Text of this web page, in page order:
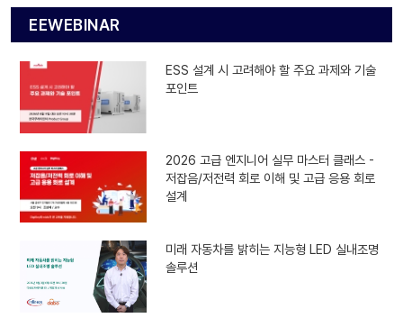
EEWEBINAR
ESS 설계 시 고려해야 할 주요 과제와 기술
포인트
2026 고급 엔지니어 실무 마스터 클래스 -
저잡음/저전력 회로 이해 및 고급 응용 회로
설계
미래 자동차를 밝히는 지능형 LED 실내조명
솔루션